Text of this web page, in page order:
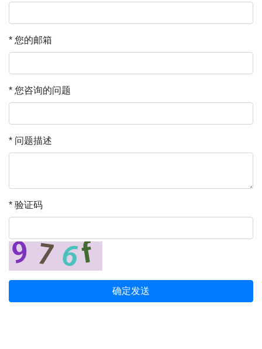
* 您的邮箱
* 您咨询的问题
* 问题描述
* 验证码
确定发送